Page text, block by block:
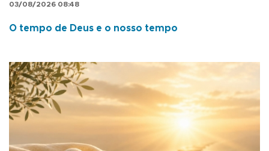
03/08/2026 08:48
O tempo de Deus e o nosso tempo